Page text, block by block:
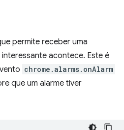
permite receber uma
acontece. Este é
chrome.alarms.onAlarm
que um alarme tiver